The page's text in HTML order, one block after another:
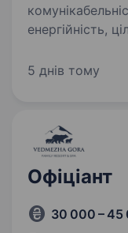
комунікабельність,
енергійність, цілеспрямована особистість.
повна зайнятість. Графік роботи: 10/10
5 днів тому
Офіціант
30 000 – 45